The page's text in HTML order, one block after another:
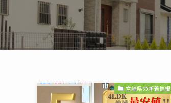
宮崎県の新着情報